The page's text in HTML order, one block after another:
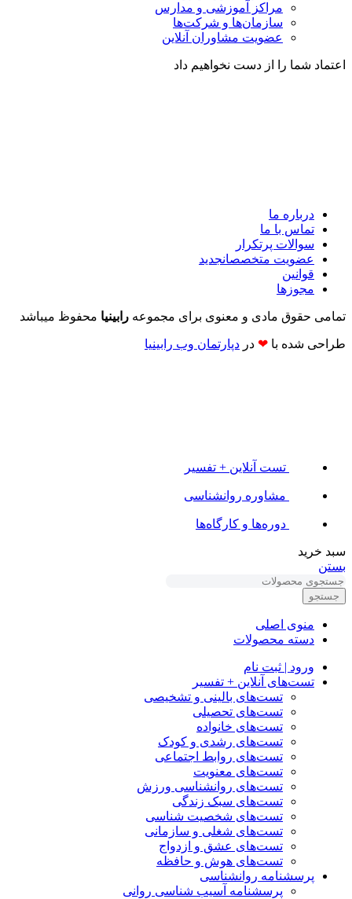
مراکز آموزشی و مدارس
سازمان‌ها و شرکت‌ها
عضویت مشاوران آنلاین
اعتماد شما را از دست نخواهیم داد
درباره ما
تماس با ما
سوالات پرتکرار
عضویت متخصصانجدید
قوانین
مجوزها
تمامی حقوق مادی و معنوی برای مجموعه رابینیا محفوظ میباشد
طراحی شده با ❤ در دپارتمان وب رابینیا​​
تست آنلاین + تفسیر
مشاوره روانشناسی
دوره‌ها و کارگاه‌ها
سبد خرید
بستن
جستجو
منوی اصلی
دسته محصولات
ورود | ثبت نام
تست‌های آنلاین + تفسیر
تست‌های بالینی و تشخیصی
تست‌های تحصیلی
تست‌های خانواده
تست‌های رشدی و کودک
تست‌های روابط اجتماعی
تست‌های معنویت
تست‌های روانشناسی ورزش
تست‌های سبک زندگی
تست‌های شخصیت شناسی
تست‌های شغلی و سازمانی
تست‌های عشق و ازدواج
تست‌های هوش و حافظه
پرسشنامه روانشناسی
پرسشنامه آسیب شناسی روانی